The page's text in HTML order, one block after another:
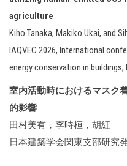
agriculture
Kiho Tanaka, Makiko Ukai, and
IAQVEC 2026, International
energy conservation in buildings,
室内活動時におけるマスク
的影響
田村美有，李時桓，胡紅
日本建築学会関東支部研究